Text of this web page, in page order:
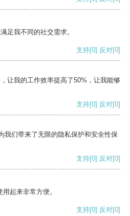
足我不同的社交需求。
支持[0] 反对[0]
让我的工作效率提高了50%，让我能够
支持[0] 反对[0]
我们带来了无限的隐私保护和安全性保
支持[0] 反对[0]
起来非常方便。
支持[0] 反对[0]